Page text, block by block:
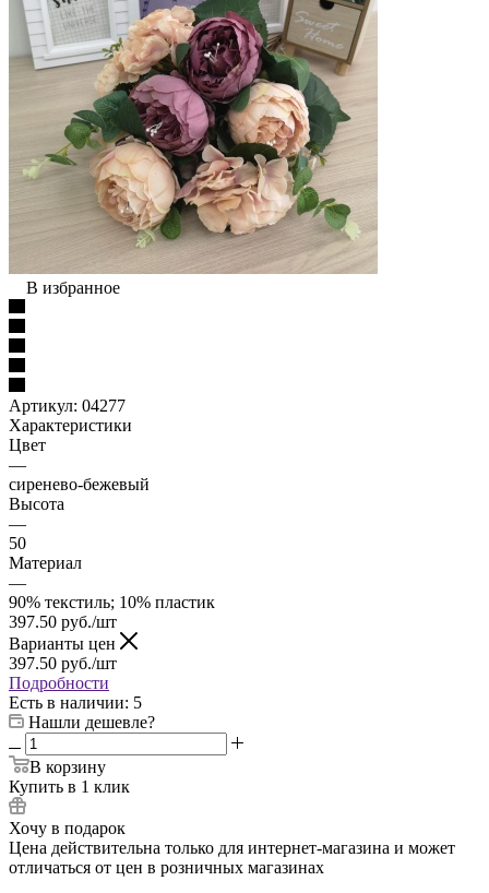
В избранное
Артикул: 04277
Характеристики
Цвет
—
сиренево-бежевый
Высота
—
50
Материал
—
90% текстиль; 10% пластик
397.50 руб./шт
Варианты цен
397.50 руб./шт
Подробности
Есть в наличии: 5
Нашли дешевле?
В корзину
Купить в 1 клик
Хочу в подарок
Цена действительна только для интернет-магазина и может
отличаться от цен в розничных магазинах